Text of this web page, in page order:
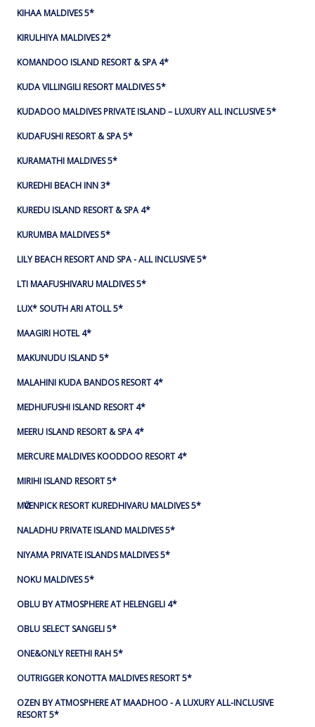
KIHAA MALDIVES 5*
KIRULHIYA MALDIVES 2*
KOMANDOO ISLAND RESORT & SPA 4*
KUDA VILLINGILI RESORT MALDIVES 5*
KUDADOO MALDIVES PRIVATE ISLAND – LUXURY ALL INCLUSIVE 5*
KUDAFUSHI RESORT & SPA 5*
KURAMATHI MALDIVES 5*
KUREDHI BEACH INN 3*
KUREDU ISLAND RESORT & SPA 4*
KURUMBA MALDIVES 5*
LILY BEACH RESORT AND SPA - ALL INCLUSIVE 5*
LTI MAAFUSHIVARU MALDIVES 5*
LUX* SOUTH ARI ATOLL 5*
MAAGIRI HOTEL 4*
MAKUNUDU ISLAND 5*
MALAHINI KUDA BANDOS RESORT 4*
MEDHUFUSHI ISLAND RESORT 4*
MEERU ISLAND RESORT & SPA 4*
MERCURE MALDIVES KOODDOO RESORT 4*
MIRIHI ISLAND RESORT 5*
MӦVENPICK RESORT KUREDHIVARU MALDIVES 5*
NALADHU PRIVATE ISLAND MALDIVES 5*
NIYAMA PRIVATE ISLANDS MALDIVES 5*
NOKU MALDIVES 5*
OBLU BY ATMOSPHERE AT HELENGELI 4*
OBLU SELECT SANGELI 5*
ONE&ONLY REETHI RAH 5*
OUTRIGGER KONOTTA MALDIVES RESORT 5*
OZEN BY ATMOSPHERE AT MAADHOO - A LUXURY ALL-INCLUSIVE
RESORT 5*